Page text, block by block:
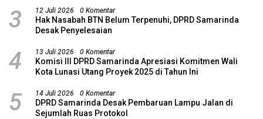
3 12 Juli 2026 0 Komentar
Hak Nasabah BTN Belum Terpenuhi, DPRD Samarinda
Desak Penyelesaian
4 13 Juli 2026 0 Komentar
Komisi III DPRD Samarinda Apresiasi Komitmen Wali
Kota Lunasi Utang Proyek 2025 di Tahun Ini
5 14 Juli 2026 0 Komentar
DPRD Samarinda Desak Pembaruan Lampu Jalan di
Sejumlah Ruas Protokol